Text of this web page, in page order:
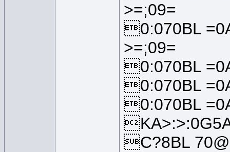
>=;09=
0:070BL
>=;09=
0:070BL
0:070BL
0:070BL
C?8BL